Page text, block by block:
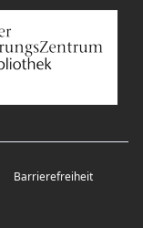
Barrierefreiheit